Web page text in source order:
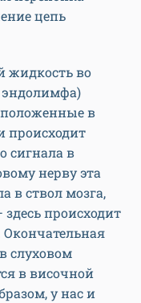
цепь
жидкость во
в
происходит
сигнала в
нерву эта
в ствол мозга,
здесь происходит
Окончательная
слуховом
в височной
у нас и